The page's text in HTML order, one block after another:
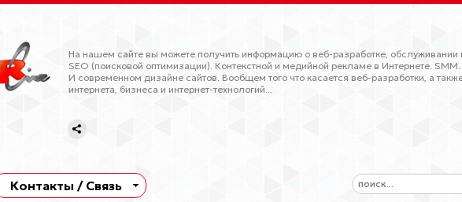
На нашем сайте вы можете получить информацию о веб-разработке, обслуживании
SEO (поисковой оптимизации). Контекстной и медийной рекламе в Интернете.
И современном дизайне сайтов. Вообщем того что касается веб-разработки, а
интернета, бизнеса и интернет-технологий...
Контакты / Связь